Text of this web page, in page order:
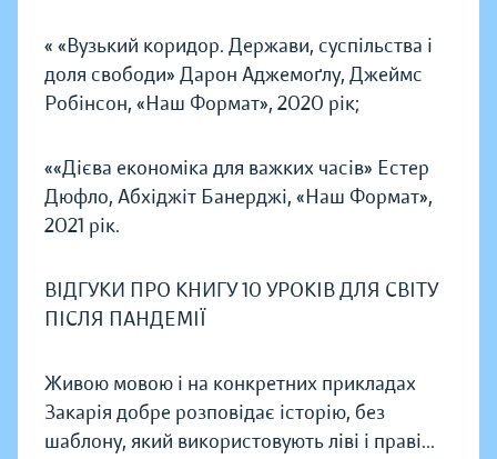
« «Вузький коридор. Держави, суспільства і
доля свободи» Дарон Аджемоґлу, Джеймс
Робінсон, «Наш Формат», 2020 рік;
««Дієва економіка для важких часів» Естер
Дюфло, Абхіджіт Банерджі, «Наш Формат»,
2021 рік.
ВІДГУКИ ПРО КНИГУ 10 УРОКІВ ДЛЯ СВІТУ
ПІСЛЯ ПАНДЕМІЇ
Живою мовою і на конкретних прикладах
Закарія добре розповідає історію, без
шаблону, який використовують ліві і праві...